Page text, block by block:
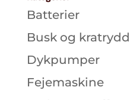
Batterier
Busk og
Dykpumper
Fejemaskine